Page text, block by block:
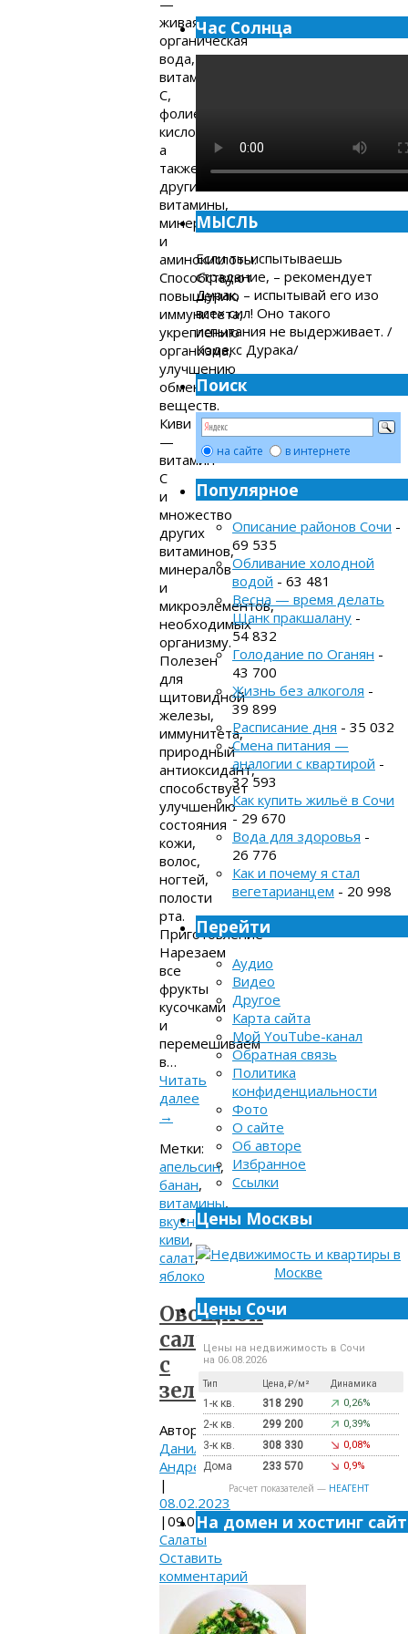
живая
органическая
вода,
витамин
С,
фолиевая
кислота,
а
также
другие
витамины,
минералы
и
аминокислоты.
Способствуют
повышению
иммунитета,
укреплению
организма,
улучшению
обмена
веществ.
Киви
—
витамин
С
и
множество
других
витаминов,
минералов
и
микроэлементов,
необходимых
организму.
Полезен
для
щитовидной
железы,
иммунитета,
природный
антиоксидант,
способствует
улучшению
состояния
кожи,
волос,
ногтей,
полости
рта.
Приготовление
Нарезаем
все
фрукты
кусочками
и
перемешиваем
в…
Читать
далее
→
Метки:
апельсин,
банан,
витамины,
вкусно,
киви,
салат,
яблоко
Овощной
салат
с
зеленью
Автор:
Данилов
Андрей
|
08.02.2023
| 09.02.2023
Салаты
Оставить
комментарий
Час Солнца
МЫСЛЬ
Если ты испытываешь
страдание, – рекомендует
Дурак, – испытывай его изо
всех сил! Оно такого
испытания не выдерживает. /
Кодекс Дурака/
Поиск
на сайте в интернете
Популярное
Описание районов Сочи -
69 535
Обливание холодной
водой - 63 481
Весна — время делать
Шанк пракшалану -
54 832
Голодание по Оганян -
43 700
Жизнь без алкоголя -
39 899
Расписание дня - 35 032
Смена питания —
аналогии с квартирой -
32 593
Как купить жильё в Сочи
- 29 670
Вода для здоровья -
26 776
Как и почему я стал
вегетарианцем - 20 998
Перейти
Аудио
Видео
Другое
Карта сайта
Мой YouTube-канал
Обратная связь
Политика
конфиденциальности
Фото
О сайте
Об авторе
Избранное
Ссылки
Цены Москвы
Цены Сочи
Цены на недвижимость в Сочи
на 06.08.2026
Тип Цена, ₽/м² Динамика
1-к кв. 318 290 0,26%
2-к кв. 299 200 0,39%
3-к кв. 308 330 0,08%
Дома 233 570 0,9%
Расчет показателей — НЕАГЕНТ
На домен и хостинг